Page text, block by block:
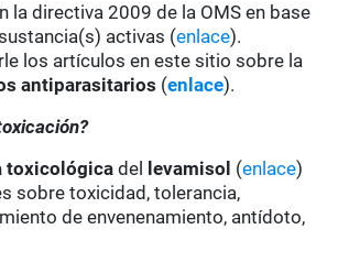
la directiva 2009 de la OMS en base
activas (enlace).
los artículos en este sitio sobre la
antiparasitarios (enlace).
toxicológica del levamisol (enlace)
sobre toxicidad, tolerancia,
de envenenamiento, antídoto,